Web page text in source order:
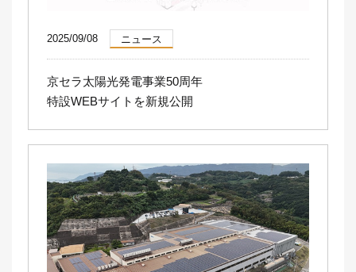
2025/09/08 ニュース
京セラ太陽光発電事業50周年
特設WEBサイトを新規公開